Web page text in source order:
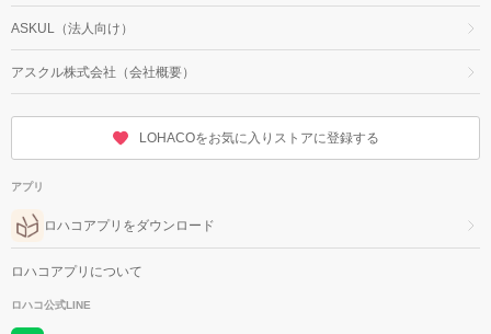
ASKUL（法人向け）
アスクル株式会社（会社概要）
LOHACOをお気に入りストアに登録する
アプリ
ロハコアプリをダウンロード
ロハコアプリについて
ロハコ公式LINE